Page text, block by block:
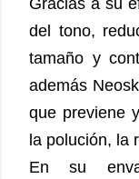
Gracias a su
del tono,
tamaño y
además
que previene
la polución, la
En su